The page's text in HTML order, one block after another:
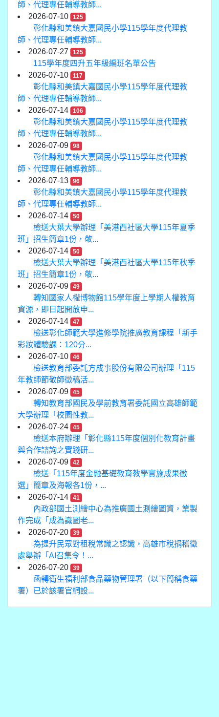
師、代理專任輔導教師...
2026-07-10
125
彰化縣和美鎮大嘉國民小學115學年度代理教
師、代理專任輔導教師...
2026-07-27
125
115學年度四升五年級編班名單公告
2026-07-10
117
彰化縣和美鎮大嘉國民小學115學年度代理教
師、代理專任輔導教師...
2026-07-14
106
彰化縣和美鎮大嘉國民小學115學年度代理教
師、代理專任輔導教師...
2026-07-09
98
彰化縣和美鎮大嘉國民小學115學年度代理教
師、代理專任輔導教師...
2026-07-13
96
彰化縣和美鎮大嘉國民小學115學年度代理教
師、代理專任輔導教師...
2026-07-14
50
檢送大葉大學辦理「美港西社區大學115年夏季
班」招生簡章1份，敬...
2026-07-14
50
檢送大葉大學辦理「美港西社區大學115年秋季
班」招生簡章1份，敬...
2026-07-09
49
轉知國家人權博物館115學年度上學期人權教育
資源，即日起開放申...
2026-07-14
47
檢送彰化師範大學進修學院推廣教育課程「新手
彩妝體驗課：120分...
2026-07-10
46
檢送教育部委託方成事股份有限公司辦理「115
年教師節敬師徵稿活...
2026-07-09
45
轉知教育部國民及學前教育署委託國立高雄師範
大學辦理「校園性教...
2026-07-24
45
檢送本府辦理「彰化縣115年度個別化教育計畫
與合作諮詢之實踐研...
2026-07-09
42
檢送「115年度金融基礎教育教學實施成果徵
選」簡章及海報各1份，...
2026-07-14
41
內政部國土測繪中心為推廣國土測繪圖資，業製
作完成「成為識圖老...
2026-07-20
39
為提升民眾對租稅常識之認識，高雄市稅捐稽徵
處舉辦「AI召集令！...
2026-07-20
39
函轉衛生福利部食品藥物管理署（以下簡稱食藥
署）已於該署官網設...